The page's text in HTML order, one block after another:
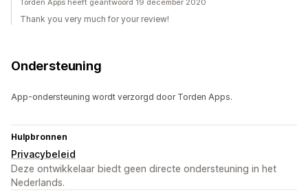
Thank you very much for your review!
Ondersteuning
App-ondersteuning wordt verzorgd door Torden Apps.
Hulpbronnen
Privacybeleid
Deze ontwikkelaar biedt geen directe ondersteuning in het
Nederlands.